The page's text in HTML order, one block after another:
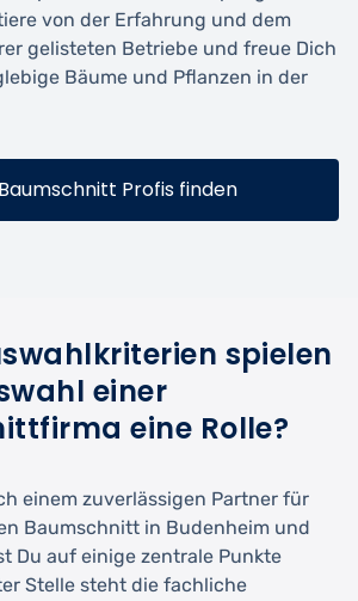
von der Erfahrung und dem
gelisteten Betriebe und freue Dich
Bäume und Pflanzen in der
Profis finden
spielen
einer
eine Rolle?
einem zuverlässigen Partner für
Baumschnitt in Budenheim und
Du auf einige zentrale Punkte
Stelle steht die fachliche